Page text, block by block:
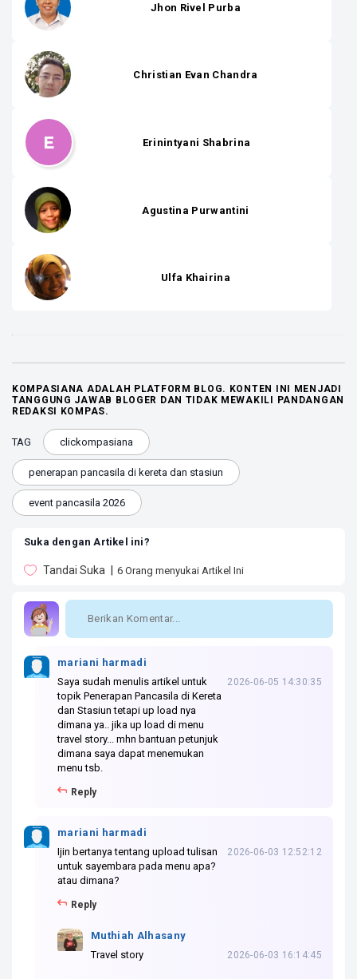
Jhon Rivel Purba
Christian Evan Chandra
E Erinintyani Shabrina
Agustina Purwantini
Ulfa Khairina
KOMPASIANA ADALAH PLATFORM BLOG. KONTEN INI MENJADI
TANGGUNG JAWAB BLOGER DAN TIDAK MEWAKILI PANDANGAN
REDAKSI KOMPAS.
TAG clickompasiana
penerapan pancasila di kereta dan stasiun
event pancasila 2026
Suka dengan Artikel ini?
Tandai Suka 6 Orang menyukai Artikel Ini
mariani harmadi
Saya sudah menulis artikel untuk
topik Penerapan Pancasila di Kereta
dan Stasiun tetapi up load nya
dimana ya.. jika up load di menu
travel story... mhn bantuan petunjuk
dimana saya dapat menemukan
menu tsb.
2026-06-05 14:30:35
Reply
mariani harmadi
Ijin bertanya tentang upload tulisan
untuk sayembara pada menu apa?
atau dimana?
2026-06-03 12:52:12
Reply
Muthiah Alhasany
Travel story
2026-06-03 16:14:45